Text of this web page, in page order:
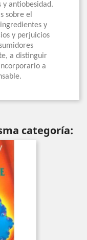
y antiobesidad.
sobre el
y
y perjuicios
a distinguir
a
categoría: